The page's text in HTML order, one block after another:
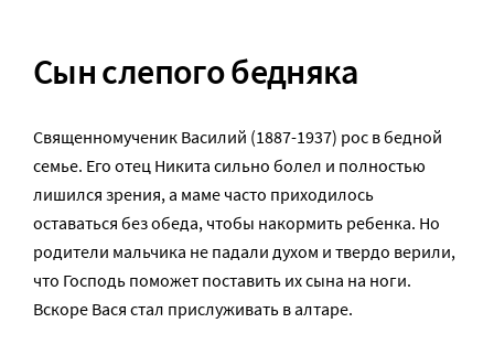
Сын слепого бедняка
Священномученик Василий (1887-1937) рос в бедной
семье. Его отец Никита сильно болел и полностью
лишился зрения, а маме часто приходилось
оставаться без обеда, чтобы накормить ребенка. Но
родители мальчика не падали духом и твердо верили,
что Господь поможет поставить их сына на ноги.
Вскоре Вася стал прислуживать в алтаре.